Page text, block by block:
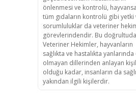
önlenmesi ve kontrolü,
tüm gıdaların kontrolü gibi yetki
sorumluluklar da veteriner
görevlerindendir. Bu doğrultuda
Veteriner Hekimler, hayvanların
sağlıkta ve hastalıkta
olmayan dillerinden anlayan
olduğu kadar, insanların da
yakından ilgili kişilerdir.